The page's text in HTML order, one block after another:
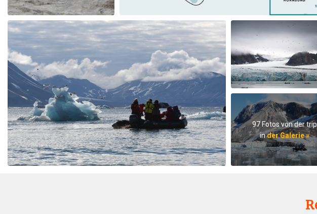
97 Fotos von der trip
inder Galerie »